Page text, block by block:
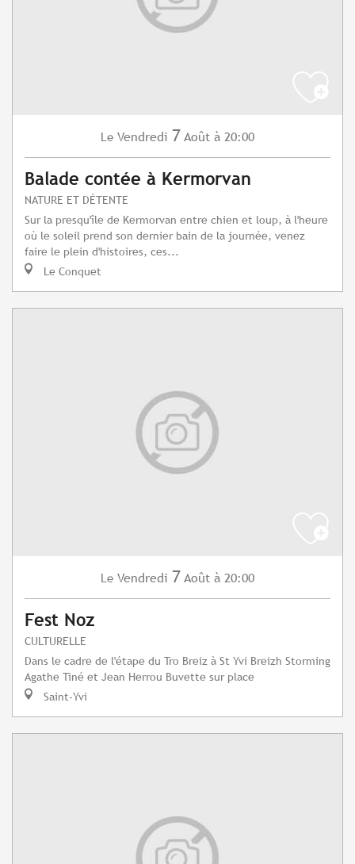
Le Vendredi 7 Août à 20:00
Balade contée à Kermorvan
NATURE ET DÉTENTE
Sur la presqu'île de Kermorvan entre chien et loup, à l'heure
où le soleil prend son dernier bain de la journée, venez
faire le plein d'histoires, ces...
Le Conquet
Le Vendredi 7 Août à 20:00
Fest Noz
CULTURELLE
Dans le cadre de l'étape du Tro Breiz à St Yvi Breizh Storming
Agathe Tiné et Jean Herrou Buvette sur place
Saint-Yvi